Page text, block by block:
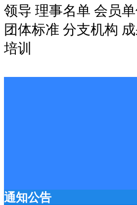
领导 理事名单 会员
团体标准 分支机构
培训
通知公告